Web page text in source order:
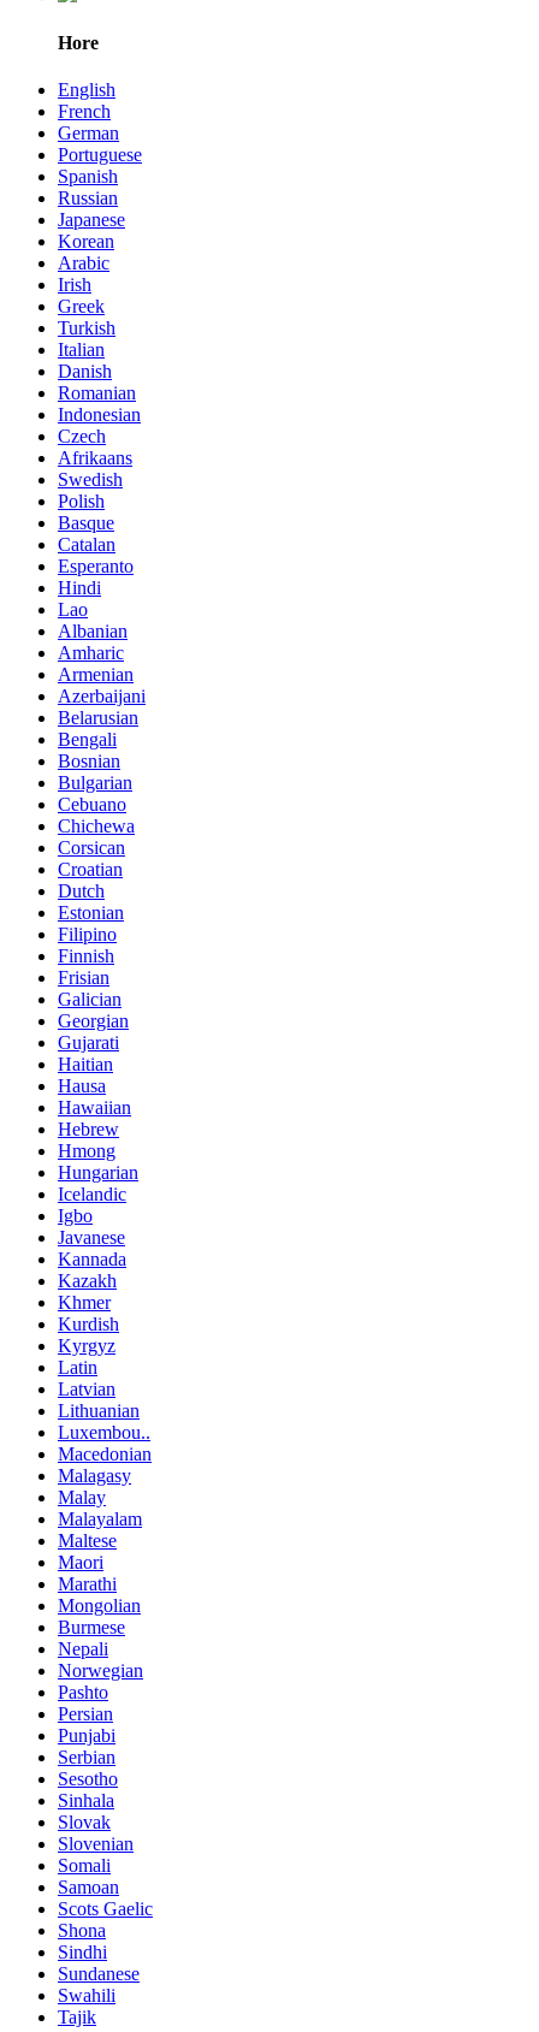
Hore
English
French
German
Portuguese
Spanish
Russian
Japanese
Korean
Arabic
Irish
Greek
Turkish
Italian
Danish
Romanian
Indonesian
Czech
Afrikaans
Swedish
Polish
Basque
Catalan
Esperanto
Hindi
Lao
Albanian
Amharic
Armenian
Azerbaijani
Belarusian
Bengali
Bosnian
Bulgarian
Cebuano
Chichewa
Corsican
Croatian
Dutch
Estonian
Filipino
Finnish
Frisian
Galician
Georgian
Gujarati
Haitian
Hausa
Hawaiian
Hebrew
Hmong
Hungarian
Icelandic
Igbo
Javanese
Kannada
Kazakh
Khmer
Kurdish
Kyrgyz
Latin
Latvian
Lithuanian
Luxembou..
Macedonian
Malagasy
Malay
Malayalam
Maltese
Maori
Marathi
Mongolian
Burmese
Nepali
Norwegian
Pashto
Persian
Punjabi
Serbian
Sesotho
Sinhala
Slovak
Slovenian
Somali
Samoan
Scots Gaelic
Shona
Sindhi
Sundanese
Swahili
Tajik